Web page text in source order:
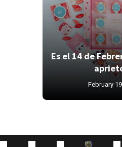
Es el 14 de
February